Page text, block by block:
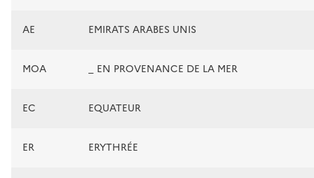
AE EMIRATS ARABES UNIS
MOA _ EN PROVENANCE DE LA MER
EC EQUATEUR
ER ERYTHRÉE